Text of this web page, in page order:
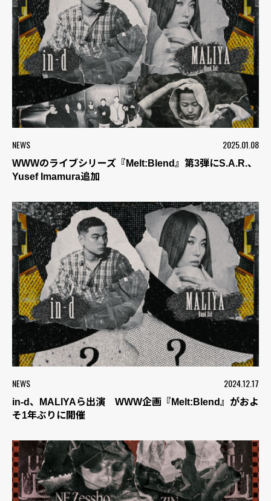
NEWS 2025.01.08
WWWのライブシリーズ『Melt:Blend』第3弾にS.A.R.、
Yusef Imamura追加
NEWS 2024.12.17
in-d、MALIYAら出演 WWW企画『Melt:Blend』がおよ
そ1年ぶりに開催